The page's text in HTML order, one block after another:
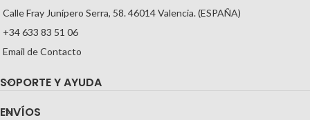
Calle Fray Junípero Serra, 58. 46014 Valencia. (ESPAÑA)
+34 633 83 51 06
Email de Contacto
SOPORTE Y AYUDA
ENVÍOS